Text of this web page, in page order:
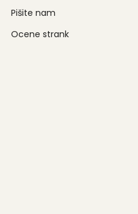
Pišite nam
Ocene strank